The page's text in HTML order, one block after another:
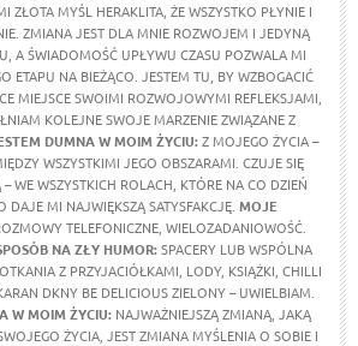
ZŁOTA MYŚL HERAKLITA, ŻE WSZYSTKO PŁYNIE I
ZMIANA JEST DLA MNIE ROZWOJEM I JEDYNĄ
A ŚWIADOMOŚĆ UPŁYWU CZASU POZWALA MI
ETAPU NA BIEŻĄCO. JESTEM TU, BY WZBOGACIĆ
MIEJSCE SWOIMI ROZWOJOWYMI REFLEKSJAMI,
KOLEJNE SWOJE MARZENIE ZWIĄZANE Z
DUMNA W MOIM ŻYCIU:Z MOJEGO ŻYCIA –
WSZYSTKIMI JEGO OBSZARAMI. CZUJE SIĘ
WE WSZYSTKICH ROLACH, KTÓRE NA CO DZIEŃ
DAJE MI NAJWIĘKSZĄ SATYSFAKCJĘ. MOJE
TELEFONICZNE, WIELOZADANIOWOŚĆ.
NA ZŁY HUMOR:SPACERY LUB WSPÓLNA
Z PRZYJACIÓŁKAMI, LODY, KSIĄŻKI, CHILLI
DKNY BE DELICIOUS ZIELONY – UWIELBIAM.
W MOIM ŻYCIU: NAJWAŻNIEJSZĄ ZMIANĄ, JAKĄ
ŻYCIA, JEST ZMIANA MYŚLENIA O SOBIE I